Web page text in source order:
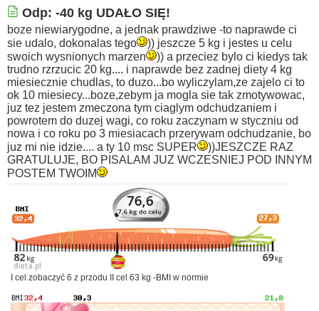
Odp: -40 kg UDAŁO SIĘ!
boze niewiarygodne, a jednak prawdziwe -to naprawde ci
sie udalo, dokonalas tego
)) jeszcze 5 kg i jestes u celu
swoich wysnionych marzen
)) a przeciez bylo ci kiedys tak
trudno rzrzucic 20 kg.... i naprawde bez zadnej diety 4 kg
miesiecznie chudlas, to duzo...bo wyliczylam,ze zajelo ci to
ok 10 miesiecy...boze,zebym ja mogla sie tak zmotywowac,
juz tez jestem zmeczona tym ciaglym odchudzaniem i
powrotem do duzej wagi, co roku zaczynam w styczniu od
nowa i co roku po 3 miesiacach przerywam odchudzanie, bo
juz mi nie idzie.... a ty 10 msc SUPER
))JESZCZE RAZ
GRATULUJE, BO PISALAM JUZ WCZESNIEJ POD INNYM
POSTEM TWOIM
I cel zobaczyć 6 z przodu II cel 63 kg -BMI w normie